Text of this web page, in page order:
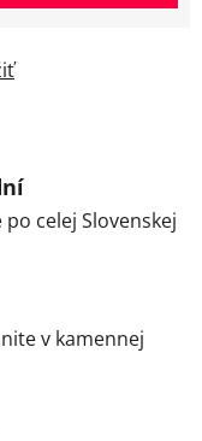
celej Slovenskej
v kamennej